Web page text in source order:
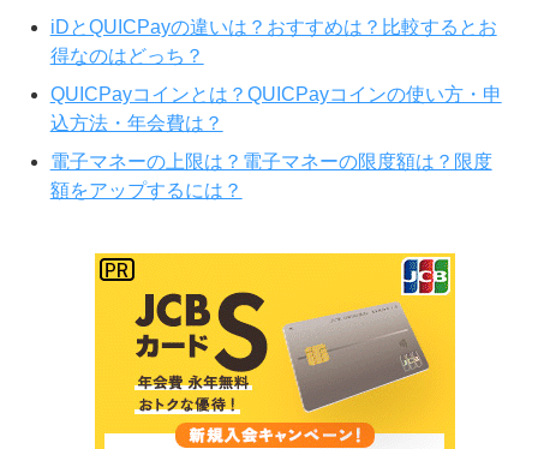
iDとQUICPayの違いは？おすすめは？比較するとお
得なのはどっち？
QUICPayコインとは？QUICPayコインの使い方・申
込方法・年会費は？
電子マネーの上限は？電子マネーの限度額は？限度
額をアップするには？